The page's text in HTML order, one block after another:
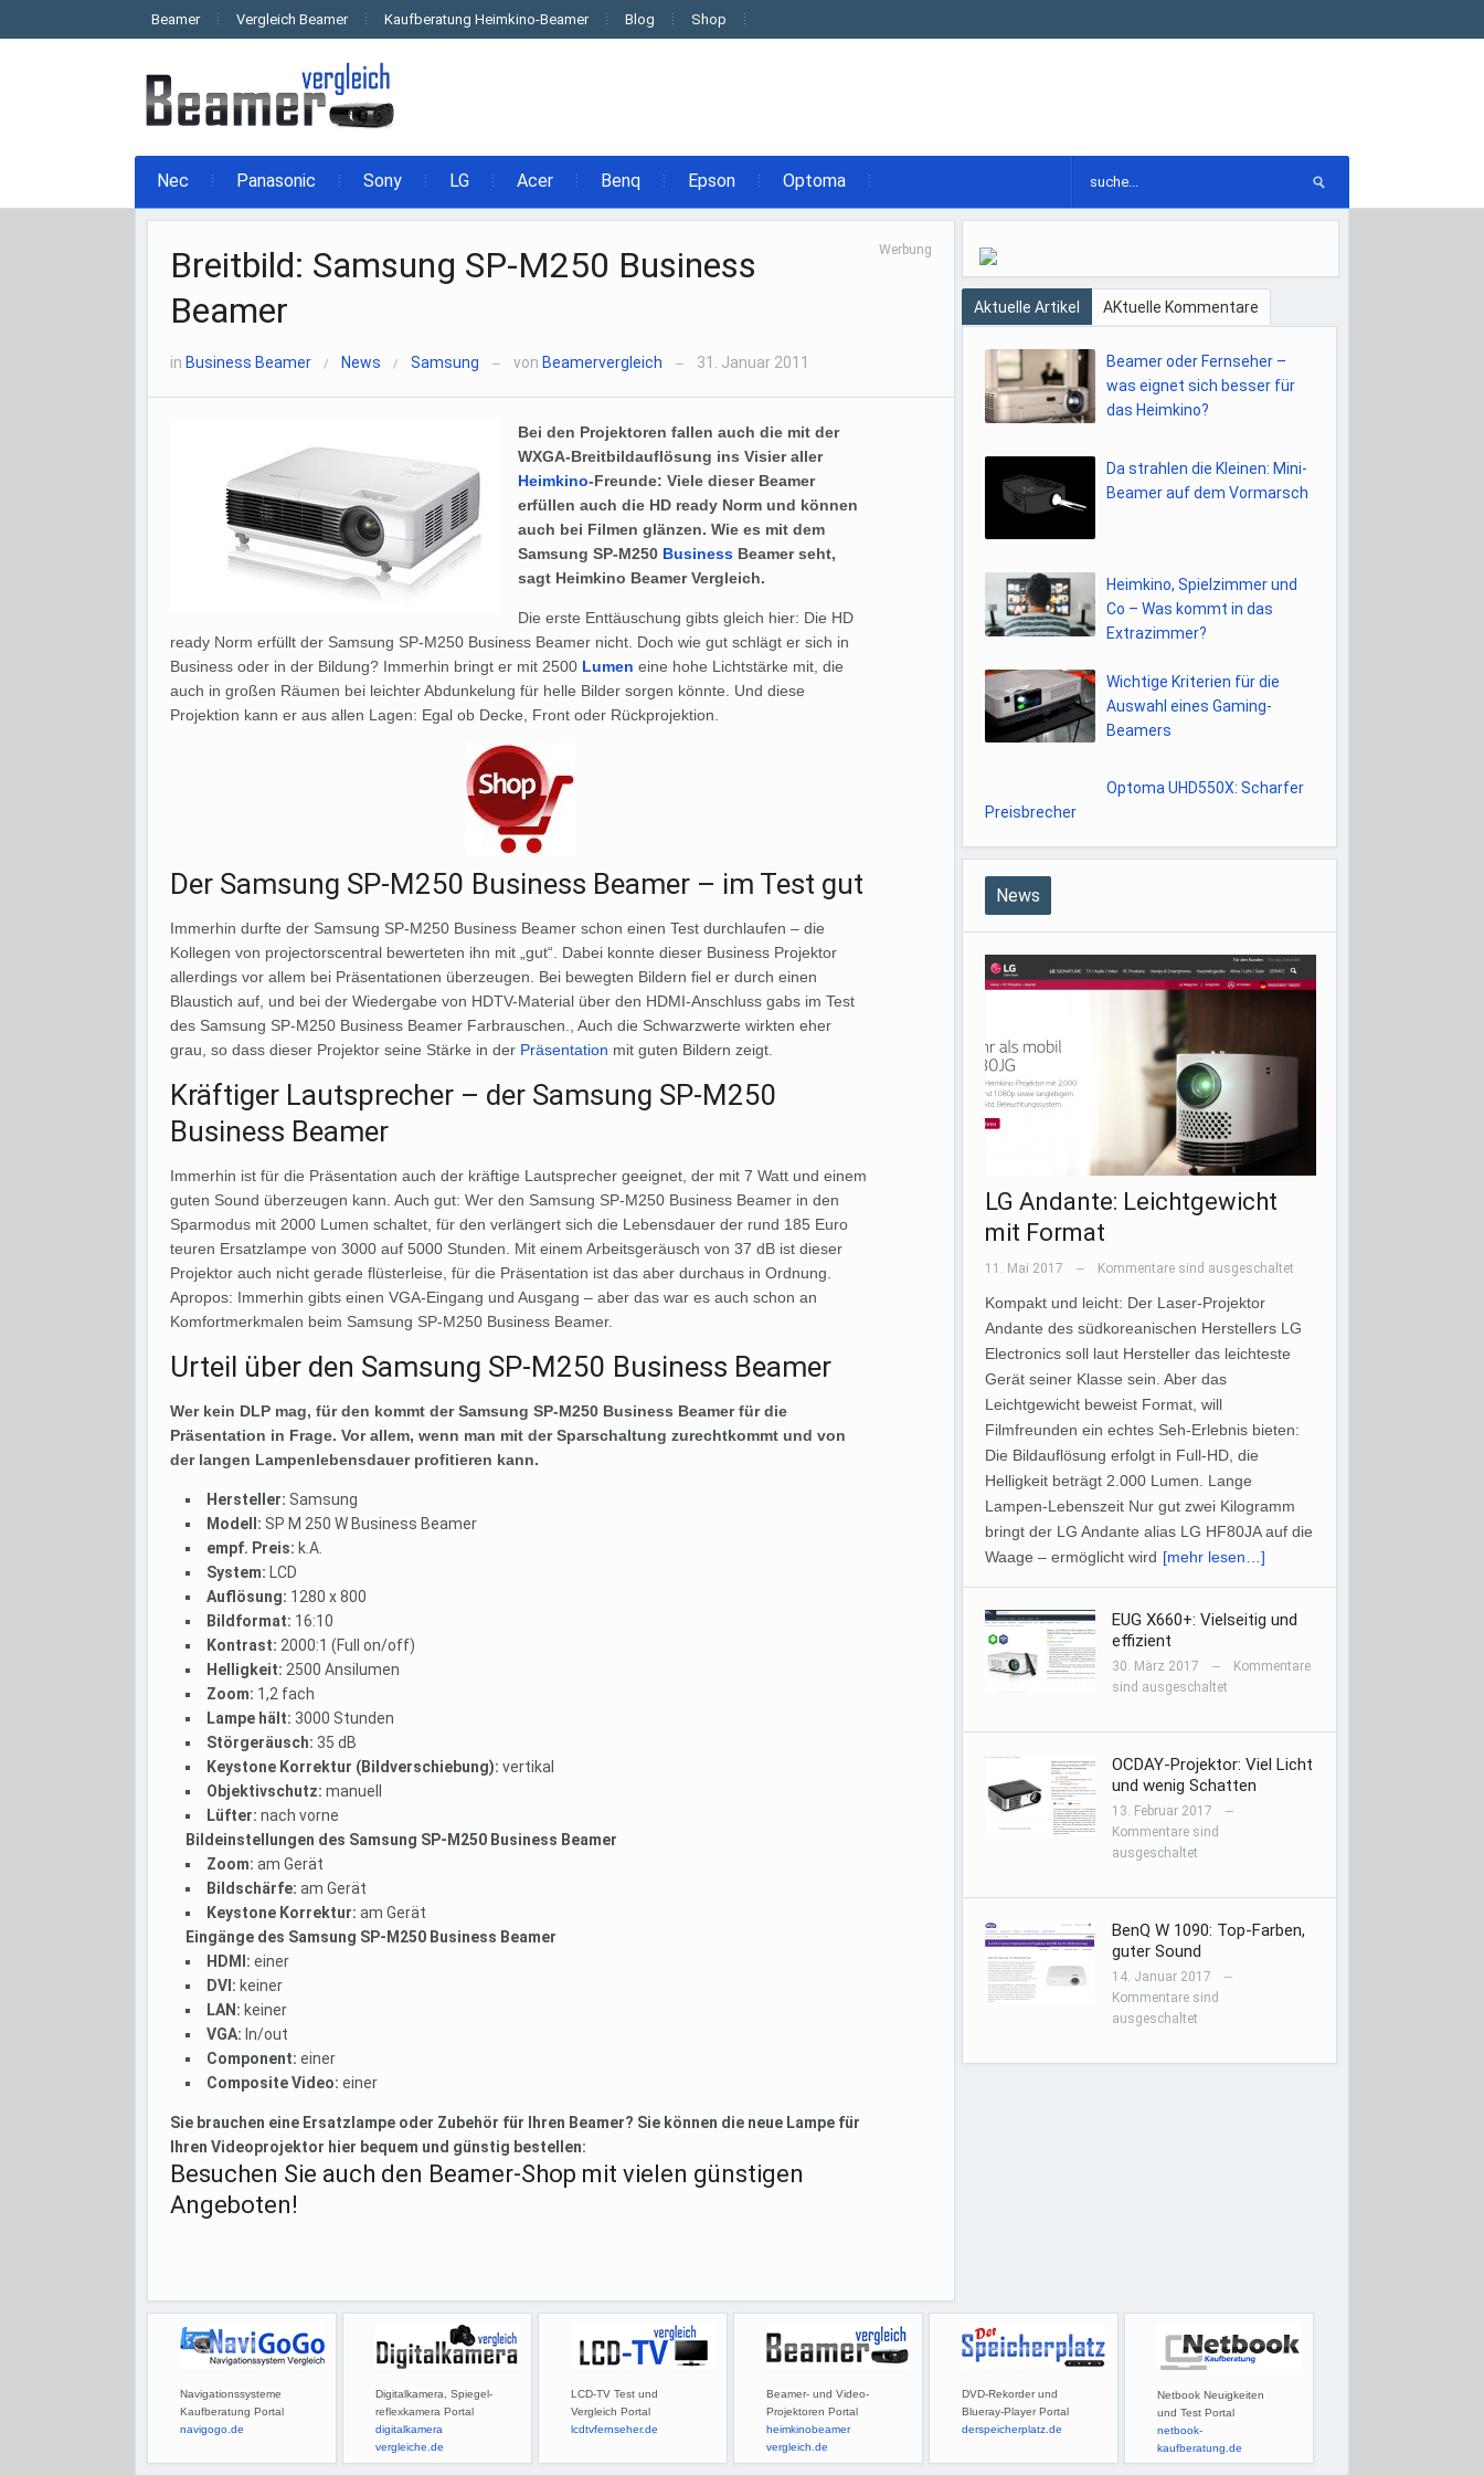
Beamer Vergleich Beamer Kaufberatung Heimkino-Beamer Blog Shop
Nec Panasonic Sony LG Acer Benq Epson Optoma
Breitbild: Samsung SP-M250 Business
Beamer
Werbung
in Business Beamer / News / Samsung — von Beamervergleich — 31. Januar 2011
Bei den Projektoren fallen auch die mit der
WXGA-Breitbildauflösung ins Visier aller
Heimkino-Freunde: Viele dieser Beamer
erfüllen auch die HD ready Norm und können
auch bei Filmen glänzen. Wie es mit dem
Samsung SP-M250 Business Beamer seht,
sagt Heimkino Beamer Vergleich.
Die erste Enttäuschung gibts gleich hier: Die HD
ready Norm erfüllt der Samsung SP-M250 Business Beamer nicht. Doch wie gut schlägt er sich in
Business oder in der Bildung? Immerhin bringt er mit 2500 Lumen eine hohe Lichtstärke mit, die
auch in großen Räumen bei leichter Abdunkelung für helle Bilder sorgen könnte. Und diese
Projektion kann er aus allen Lagen: Egal ob Decke, Front oder Rückprojektion.
Der Samsung SP-M250 Business Beamer – im Test gut
Immerhin durfte der Samsung SP-M250 Business Beamer schon einen Test durchlaufen – die
Kollegen von projectorscentral bewerteten ihn mit „gut“. Dabei konnte dieser Business Projektor
allerdings vor allem bei Präsentationen überzeugen. Bei bewegten Bildern fiel er durch einen
Blaustich auf, und bei der Wiedergabe von HDTV-Material über den HDMI-Anschluss gabs im Test
des Samsung SP-M250 Business Beamer Farbrauschen., Auch die Schwarzwerte wirkten eher
grau, so dass dieser Projektor seine Stärke in der Präsentation mit guten Bildern zeigt.
Kräftiger Lautsprecher – der Samsung SP-M250
Business Beamer
Immerhin ist für die Präsentation auch der kräftige Lautsprecher geeignet, der mit 7 Watt und einem
guten Sound überzeugen kann. Auch gut: Wer den Samsung SP-M250 Business Beamer in den
Sparmodus mit 2000 Lumen schaltet, für den verlängert sich die Lebensdauer der rund 185 Euro
teuren Ersatzlampe von 3000 auf 5000 Stunden. Mit einem Arbeitsgeräusch von 37 dB ist dieser
Projektor auch nicht gerade flüsterleise, für die Präsentation ist das aber durchaus in Ordnung.
Apropos: Immerhin gibts einen VGA-Eingang und Ausgang – aber das war es auch schon an
Komfortmerkmalen beim Samsung SP-M250 Business Beamer.
Urteil über den Samsung SP-M250 Business Beamer
Wer kein DLP mag, für den kommt der Samsung SP-M250 Business Beamer für die
Präsentation in Frage. Vor allem, wenn man mit der Sparschaltung zurechtkommt und von
der langen Lampenlebensdauer profitieren kann.
Hersteller: Samsung
Modell: SP M 250 W Business Beamer
empf. Preis: k.A.
System: LCD
Auflösung: 1280 x 800
Bildformat: 16:10
Kontrast: 2000:1 (Full on/off)
Helligkeit: 2500 Ansilumen
Zoom: 1,2 fach
Lampe hält: 3000 Stunden
Störgeräusch: 35 dB
Keystone Korrektur (Bildverschiebung): vertikal
Objektivschutz: manuell
Lüfter: nach vorne
Bildeinstellungen des Samsung SP-M250 Business Beamer
Zoom: am Gerät
Bildschärfe: am Gerät
Keystone Korrektur: am Gerät
Eingänge des Samsung SP-M250 Business Beamer
HDMI: einer
DVI: keiner
LAN: keiner
VGA: In/out
Component: einer
Composite Video: einer
Sie brauchen eine Ersatzlampe oder Zubehör für Ihren Beamer? Sie können die neue Lampe für
Ihren Videoprojektor hier bequem und günstig bestellen:
Besuchen Sie auch den Beamer-Shop mit vielen günstigen
Angeboten!
Aktuelle Artikel AKtuelle Kommentare
Beamer oder Fernseher –
was eignet sich besser für
das Heimkino?
Da strahlen die Kleinen: Mini-
Beamer auf dem Vormarsch
Heimkino, Spielzimmer und
Co – Was kommt in das
Extrazimmer?
Wichtige Kriterien für die
Auswahl eines Gaming-
Beamers
Optoma UHD550X: Scharfer
Preisbrecher
News
LG Andante: Leichtgewicht
mit Format
11. Mai 2017 — Kommentare sind ausgeschaltet
Kompakt und leicht: Der Laser-Projektor
Andante des südkoreanischen Herstellers LG
Electronics soll laut Hersteller das leichteste
Gerät seiner Klasse sein. Aber das
Leichtgewicht beweist Format, will
Filmfreunden ein echtes Seh-Erlebnis bieten:
Die Bildauflösung erfolgt in Full-HD, die
Helligkeit beträgt 2.000 Lumen. Lange
Lampen-Lebenszeit Nur gut zwei Kilogramm
bringt der LG Andante alias LG HF80JA auf die
Waage – ermöglicht wird [mehr lesen…]
EUG X660+: Vielseitig und
effizient
30. März 2017 —
Kommentare
sind ausgeschaltet
OCDAY-Projektor: Viel Licht
und wenig Schatten
13. Februar 2017 —
Kommentare sind
ausgeschaltet
BenQ W 1090: Top-Farben,
guter Sound
14. Januar 2017 —
Kommentare sind
ausgeschaltet
Navigationssysteme
Kaufberatung Portal
navigogo.de
Digitalkamera, Spiegel-
reflexkamera Portal
digitalkamera
vergleiche.de
LCD-TV Test und
Vergleich Portal
lcdtvfernseher.de
Beamer- und Video-
Projektoren Portal
heimkinobeamer
vergleich.de
DVD-Rekorder und
Blueray-Player Portal
derspeicherplatz.de
Netbook Neuigkeiten
und Test Portal
netbook-
kaufberatung.de